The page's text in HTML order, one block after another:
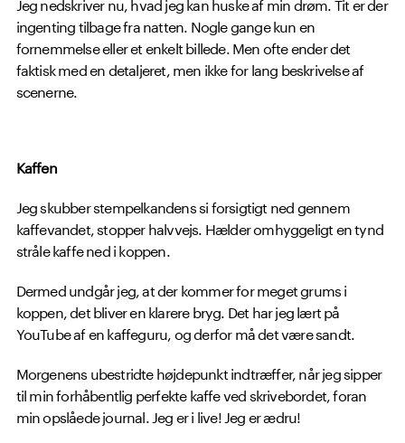
ingenting tilbage fra natten. Nogle gange kun en
fornemmelse eller et enkelt billede. Men ofte ender det
faktisk med en detaljeret, men ikke for lang beskrivelse af
scenerne.
Kaffen
Jeg skubber stempelkandens si forsigtigt ned gennem
kaffevandet, stopper halvvejs. Hælder omhyggeligt en tynd
stråle kaffe ned i koppen.
Dermed undgår jeg, at der kommer for meget grums i
koppen, det bliver en klarere bryg. Det har jeg lært på
YouTube af en kaffeguru, og derfor må det være sandt.
Morgenens ubestridte højdepunkt indtræffer, når jeg sipper
til min forhåbentlig perfekte kaffe ved skrivebordet, foran
min opslåede journal. Jeg er i live! Jeg er ædru!